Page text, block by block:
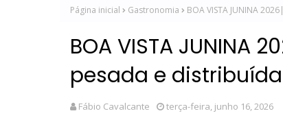
Página inicial Gastronomia BOA VISTA JUNINA
BOA VISTA JUNINA
pesada e
Fábio Cavalcante terça-feira, junho 16, 2026